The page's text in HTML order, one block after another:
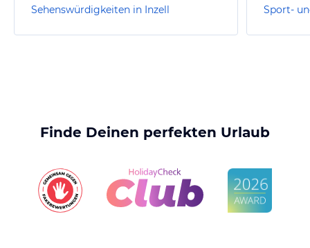
Sehenswürdigkeiten in Inzell Sport-
Finde Deinen perfekten Urlaub